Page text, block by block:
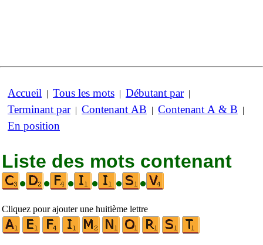
Accueil | Tous les mots | Débutant par|
Terminant par| Contenant AB | Contenant A & B |
En position
Liste des mots contenant
•
• • • • •
Cliquez pour ajouter une huitième lettre